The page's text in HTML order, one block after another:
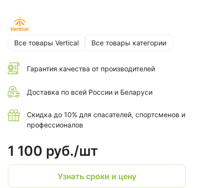
основной оси при нагрузке, что особенно важно при работе
с блок-роликами и устройствами с двумя симметричными
щечками. Тип защелки "keylock" облегчает выщелкивание,
Все товары Vertical Все товары категории
Гарантия качества от производителей
Доставка по всей России и Беларуси
Скидка до 10% для спасателей, спортсменов и
профессионалов
1 100 руб./шт
Узнать сроки и цену